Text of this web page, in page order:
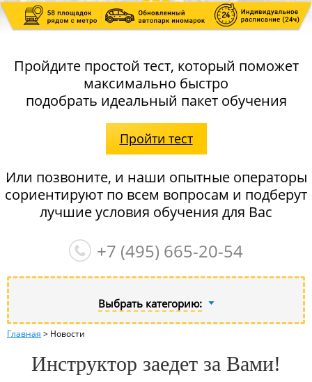
Пройдите простой тест, который поможет
максимально быстро
подобрать идеальный пакет обучения
Пройти тест
Или позвоните, и наши опытные операторы
сориентируют по всем вопросам и подберут
лучшие условия обучения для Вас
+7 (495) 665-20-54
Выбрать категорию:
Главная > Новости
Инструктор заедет за Вами!